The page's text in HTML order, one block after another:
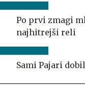
Po prvi zmagi
najhitrejši reli
Sami Pajari